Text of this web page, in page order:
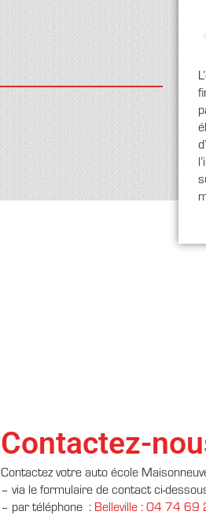
Contactez-
Contactez votre auto école
– via le formulaire de contact ci-
– par téléphone : Belleville : 04 74 69